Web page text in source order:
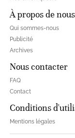
À propos de nous
Qui sommes-nous
Publicité
Archives
Nous contacter
FAQ
Contact
Conditions
Mentions légales